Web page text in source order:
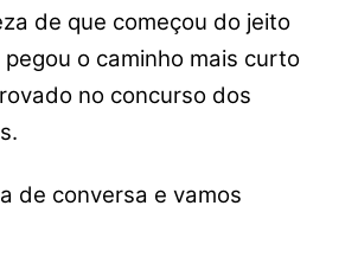
de que começou do jeito
o caminho mais curto
no concurso dos
de conversa e vamos